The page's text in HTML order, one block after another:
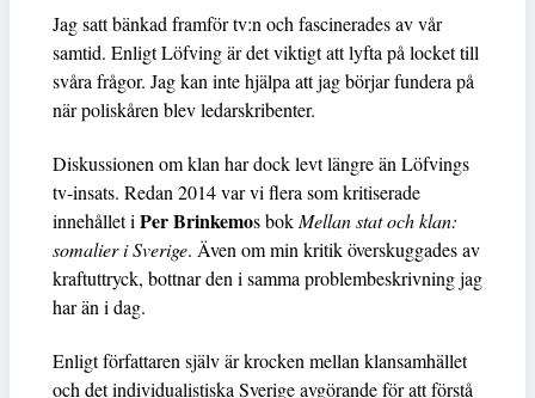
Jag satt bänkad framför tv:n och fascinerades av vår
samtid. Enligt Löfving är det viktigt att lyfta på locket till
svåra frågor. Jag kan inte hjälpa att jag börjar fundera på
när poliskåren blev ledarskribenter.
Diskussionen om klan har dock levt längre än Löfvings
tv-insats. Redan 2014 var vi flera som kritiserade
innehållet i Per Brinkemos bok Mellan stat och klan:
somalier i Sverige. Även om min kritik överskuggades av
kraftuttryck, bottnar den i samma problembeskrivning jag
har än i dag.
Enligt författaren själv är krocken mellan klansamhället
och det individualistiska Sverige avgörande för att förstå